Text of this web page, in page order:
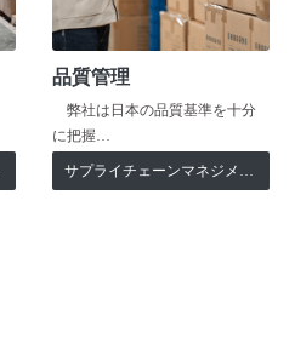
品質管理
弊社は日本の品質基準を十分
に把握…
サプライチェーンマネジメント